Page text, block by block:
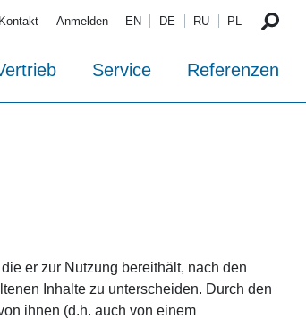
Kontakt Anmelden EN DE RU PL
Service Referenzen
er zur Nutzung bereithält, nach den
Inhalte zu unterscheiden. Durch den
ihnen (d.h. auch von einem